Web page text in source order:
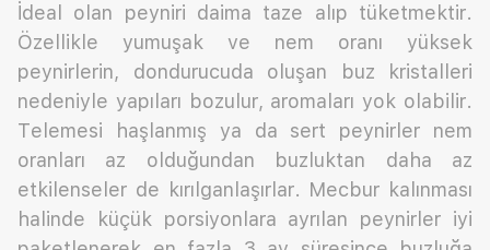
İdeal olan peyniri daima taze alıp tüketmektir.
Özellikle yumuşak ve nem oranı yüksek
peynirlerin, dondurucuda oluşan buz kristalleri
nedeniyle yapıları bozulur, aromaları yok olabilir.
Telemesi haşlanmış ya da sert peynirler nem
oranları az olduğundan buzluktan daha az
etkilenseler de kırılganlaşırlar. Mecbur kalınması
halinde küçük porsiyonlara ayrılan peynirler iyi